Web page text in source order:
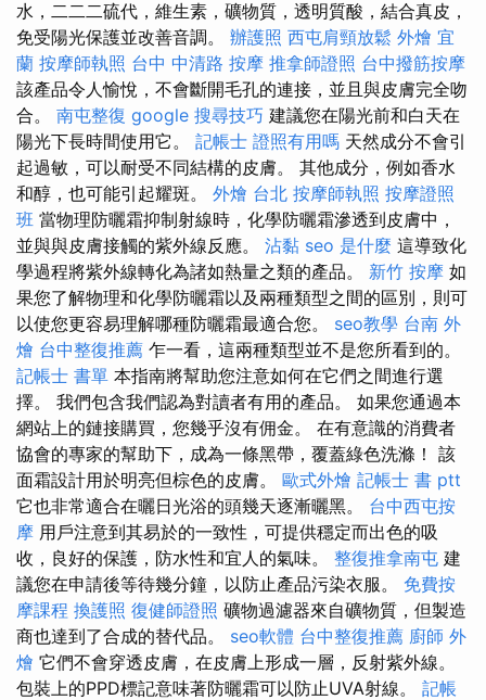
水，二二二硫代，維生素，礦物質，透明質酸，結合真皮，
免受陽光保護並改善音調。 辦護照 西屯肩頸放鬆 外燴 宜
蘭 按摩師執照 台中 中清路 按摩 推拿師證照 台中撥筋按摩
該產品令人愉悅，不會斷開毛孔的連接，並且與皮膚完全吻
合。 南屯整復 google 搜尋技巧 建議您在陽光前和白天在
陽光下長時間使用它。 記帳士 證照有用嗎 天然成分不會引
起過敏，可以耐受不同結構的皮膚。 其他成分，例如香水
和醇，也可能引起耀斑。 外燴 台北 按摩師執照 按摩證照
班 當物理防曬霜抑制射線時，化學防曬霜滲透到皮膚中，
並與與皮膚接觸的紫外線反應。 沾黏 seo 是什麼 這導致化
學過程將紫外線轉化為諸如熱量之類的產品。 新竹 按摩 如
果您了解物理和化學防曬霜以及兩種類型之間的區別，則可
以使您更容易理解哪種防曬霜最適合您。 seo教學 台南 外
燴 台中整復推薦 乍一看，這兩種類型並不是您所看到的。
記帳士 書單 本指南將幫助您注意如何在它們之間進行選
擇。 我們包含我們認為對讀者有用的產品。 如果您通過本
網站上的鏈接購買，您幾乎沒有佣金。 在有意識的消費者
協會的專家的幫助下，成為一條黑帶，覆蓋綠色洗滌！ 該
面霜設計用於明亮但棕色的皮膚。 歐式外燴 記帳士 書 ptt
它也非常適合在曬日光浴的頭幾天逐漸曬黑。 台中西屯按
摩 用戶注意到其易於的一致性，可提供穩定而出色的吸
收，良好的保護，防水性和宜人的氣味。 整復推拿南屯 建
議您在申請後等待幾分鐘，以防止產品污染衣服。 免費按
摩課程 換護照 復健師證照 礦物過濾器來自礦物質，但製造
商也達到了合成的替代品。 seo軟體 台中整復推薦 廚師 外
燴 它們不會穿透皮膚，在皮膚上形成一層，反射紫外線。
包裝上的PPD標記意味著防曬霜可以防止UVA射線。 記帳